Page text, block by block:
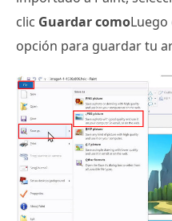
clic Guardar comoLuego
opción para guardar tu